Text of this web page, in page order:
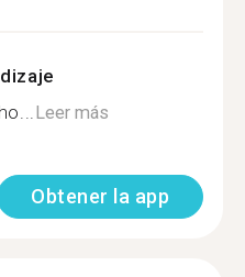
Leer más
Obtener la app